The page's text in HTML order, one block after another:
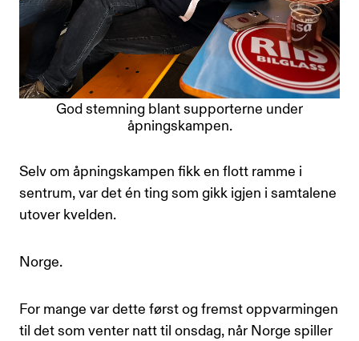
God stemning blant supporterne under
åpningskampen.
Selv om åpningskampen fikk en flott ramme i
sentrum, var det én ting som gikk igjen i samtalene
utover kvelden.
Norge.
For mange var dette først og fremst oppvarmingen
til det som venter natt til onsdag, når Norge spiller